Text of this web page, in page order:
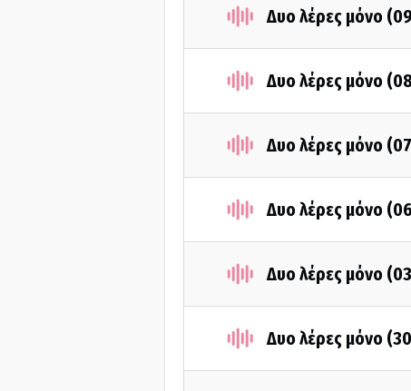
Δυο λέρες μόνο
Δυο λέρες μόνο
Δυο λέρες μόνο
Δυο λέρες μόνο
Δυο λέρες μόνο
Δυο λέρες μόνο